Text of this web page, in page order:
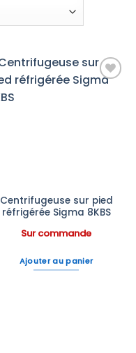
Centrifugeuse sur pied
réfrigérée Sigma 8KBS
Sur commande
Ajouter au panier